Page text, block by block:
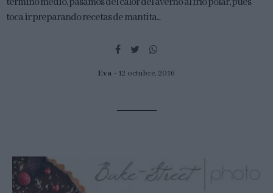
toca ir preparando recetas de mantita...
Eva 12 octubre, 2016